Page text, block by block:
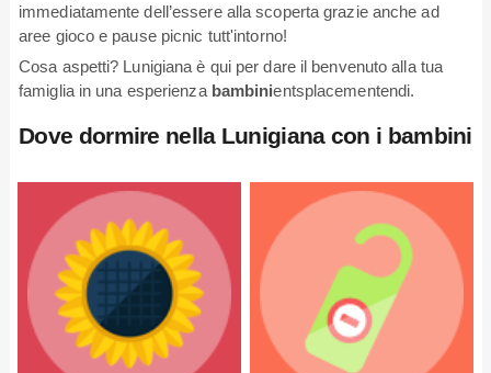
immediatamente dell’essere alla scoperta grazie anche ad
aree gioco e pause picnic tutt'intorno!
Cosa aspetti? Lunigiana è qui per dare il benvenuto alla tua
famiglia in una esperienza bambinientsplacementendi.
Dove dormire nella Lunigiana con i bambini